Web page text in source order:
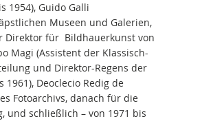
1954), Guido Galli
Museen und Galerien,
Direktor für Bildhauerkunst von
Magi (Assistent der Klassisch-
und Direktor-Regens der
1961), Deoclecio Redig de
Fotoarchivs, danach für die
und schließlich – von 1971 bis